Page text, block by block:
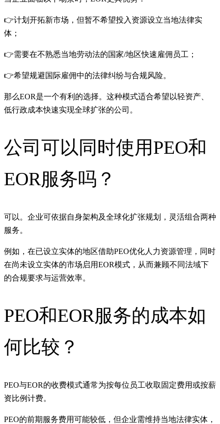
👉计划开拓新市场，但暂不希望投入资源设立当地法律实
体；
👉需要在不熟悉当地劳动法的国家/地区快速雇佣员工；
👉希望规避国际雇佣中的法律纠纷与合规风险。
那么EOR是一个有利的选择。这种模式适合希望以轻资产、
低行政成本快速实现全球扩张的公司。
公司可以同时使用PEO和
EOR服务吗？
可以。企业可依据自身架构及全球化扩张规划，灵活组合两种
服务。
例如，在已设立实体的地区借助PEO优化人力资源管理，同时
在尚未设立实体的市场启用EOR模式，从而兼顾不同法域下
的合规要求与运营效率。
PEO和EOR服务的成本如
何比较？
PEO与EOR的收费模式通常为按每位员工收取固定费用或按薪
资比例计费。
PEO的前期服务费用可能较低，但企业需维持当地法律实体，